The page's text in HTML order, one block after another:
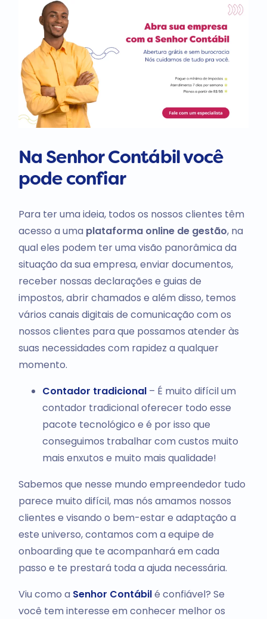
Na Senhor Contábil você
pode confiar
Para ter uma ideia, todos os nossos clientes têm
acesso a uma plataforma online de gestão, na
qual eles podem ter uma visão panorâmica da
situação da sua empresa, enviar documentos,
receber nossas declarações e guias de
impostos, abrir chamados e além disso, temos
vários canais digitais de comunicação com os
nossos clientes para que possamos atender às
suas necessidades com rapidez a qualquer
momento.
Contador tradicional – É muito difícil um
contador tradicional oferecer todo esse
pacote tecnológico e é por isso que
conseguimos trabalhar com custos muito
mais enxutos e muito mais qualidade!
Sabemos que nesse mundo empreendedor tudo
parece muito difícil, mas nós amamos nossos
clientes e visando o bem-estar e adaptação a
este universo, contamos com a equipe de
onboarding que te acompanhará em cada
passo e te prestará toda a ajuda necessária.
Viu como a Senhor Contábilé confiável? Se
você tem interesse em conhecer melhor os